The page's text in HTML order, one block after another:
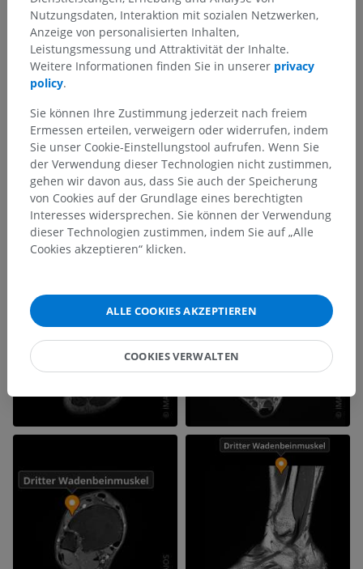
Nutzungsdaten, Interaktion mit sozialen Netzwerken,
Anzeige von personalisierten Inhalten,
Leistungsmessung und Attraktivität der Inhalte.
Weitere Informationen finden Sie in unserer privacy
policy.
Sie können Ihre Zustimmung jederzeit nach freiem
Ermessen erteilen, verweigern oder widerrufen, indem
Sie unser Cookie-Einstellungstool aufrufen. Wenn Sie
der Verwendung dieser Technologien nicht zustimmen,
gehen wir davon aus, dass Sie auch der Speicherung
von Cookies auf der Grundlage eines berechtigten
Interesses widersprechen. Sie können der Verwendung
dieser Technologien zustimmen, indem Sie auf „Alle
Cookies akzeptieren“ klicken.
ALLE COOKIES AKZEPTIEREN
COOKIES VERWALTEN